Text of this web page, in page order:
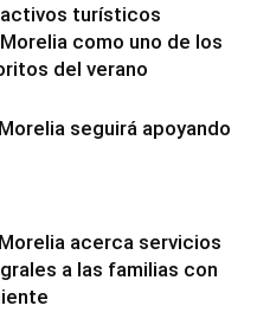
turísticos
como uno de los
del verano
seguirá apoyando
acerca servicios
a las familias con